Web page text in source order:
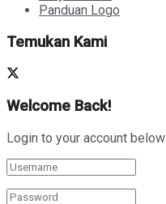
Panduan Logo
Temukan Kami
Welcome Back!
Login to your account below